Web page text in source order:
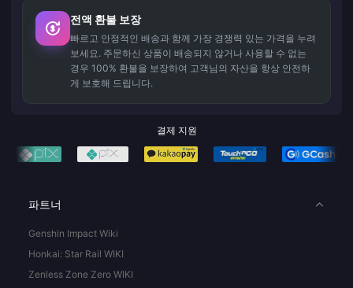
전액 환불 보장
빠르고 안정적인 배송과 함께 가장 경쟁력 있는 가격을 누려
보세요. 주문하신 상품이 배송되지 않거나 사용할 수 없는
경우 100% 환불을 보장하여 고객님의 자산을 항상 안전하
게 보호해 드립니다.
결제 지원
파트너
Genshin Impact Wiki
Honkai: Star Rail WIKI
Zenless Zone Zero WIKI